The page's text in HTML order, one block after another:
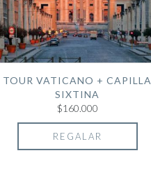
TOUR VATICANO + CAPILLA
SIXTINA
$160.000
REGALAR